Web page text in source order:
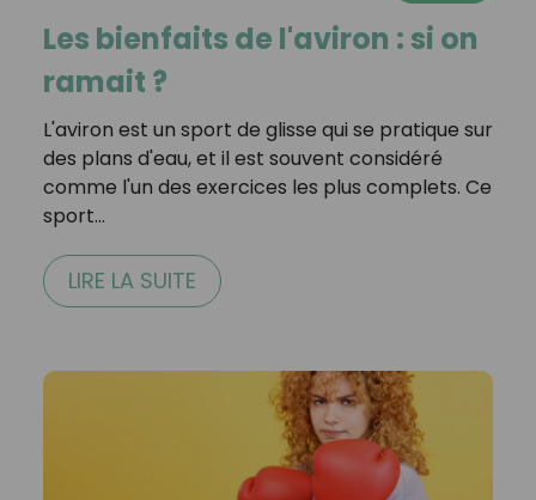
Les bienfaits de l'aviron : si on
ramait ?
L'aviron est un sport de glisse qui se pratique sur
des plans d'eau, et il est souvent considéré
comme l'un des exercices les plus complets. Ce
sport…
LIRE LA SUITE